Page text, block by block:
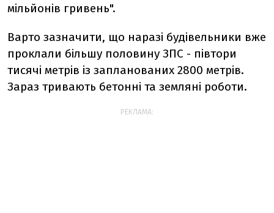
мільйонів гривень".
Варто зазначити, що наразі будівельники вже
проклали більшу половину ЗПС - півтори
тисячі метрів із запланованих 2800 метрів.
Зараз тривають бетонні та земляні роботи.
РЕКЛАМА: